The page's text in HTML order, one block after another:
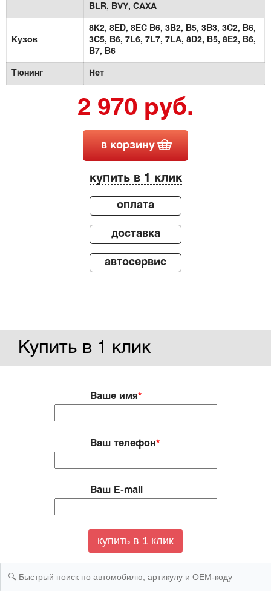
BLR,
BVY, CAXA
Кузов
8K2, 8ED, 8EC B6, 3B2, B5, 3B3, 3C2, B6,
3C5, B6, 7L6, 7L7, 7LA, 8D2, B5, 8E2, B6,
B7,
B6
Тюнинг Нет
2 970 руб.
в корзину
купить в 1 клик
оплата
доставка
автосервис
Купить в 1 клик
Ваше имя*
Ваш телефон*
Ваш E-mail